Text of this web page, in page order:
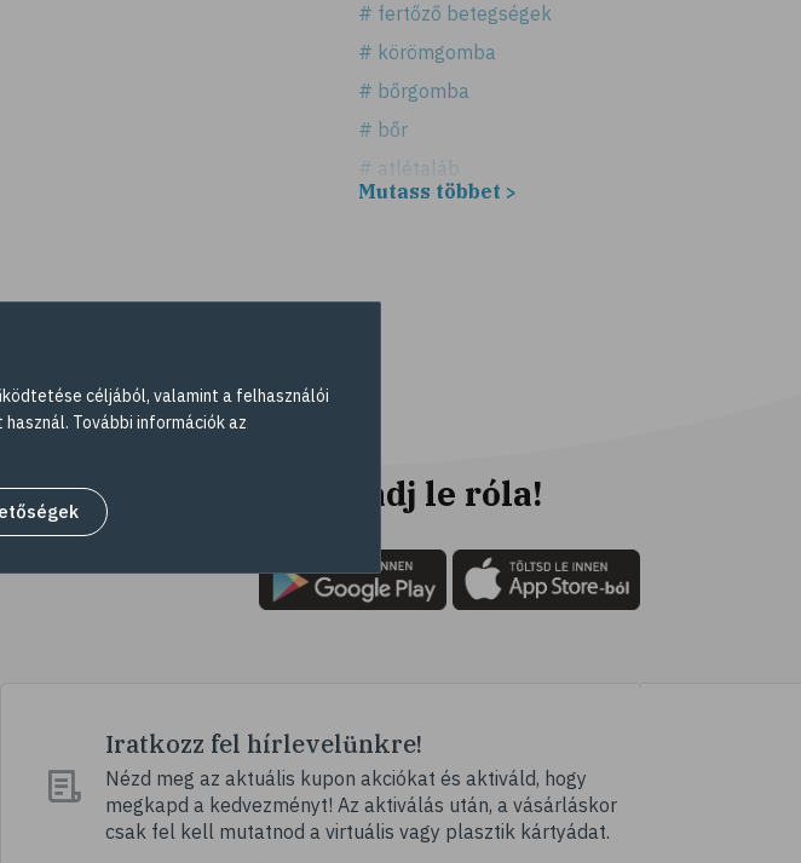
# fertőző betegségek
# körömgomba
# bőrgomba
# bőr
# atlétaláb
# antioxidáns
# @egeszsegmagazin
# öregedés
# ráncosodás
# peeling
# szauna
# pakolás
Mutass többet >
Ne maradj le róla!
Iratkozz fel hírlevelünkre!
Nézd meg az aktuális kupon akciókat és aktiváld, hogy
megkapd a kedvezményt! Az aktiválás után, a vásárláskor
csak fel kell mutatnod a virtuális vagy plasztik kártyádat.
céljából, valamint a felhasználói
További információk az